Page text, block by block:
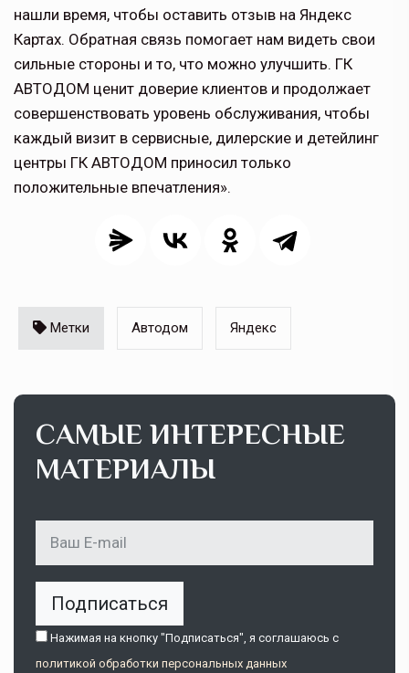
нашли время, чтобы оставить отзыв на Яндекс
Картах. Обратная связь помогает нам видеть свои
сильные стороны и то, что можно улучшить. ГК
АВТОДОМ ценит доверие клиентов и продолжает
совершенствовать уровень обслуживания, чтобы
каждый визит в сервисные, дилерские и детейлинг
центры ГК АВТОДОМ приносил только
положительные впечатления».
Метки Автодом Яндекс
САМЫЕ ИНТЕРЕСНЫЕ
МАТЕРИАЛЫ
Подписаться
Нажимая на кнопку "Подписаться", я соглашаюсь c
политикой обработки персональных данных